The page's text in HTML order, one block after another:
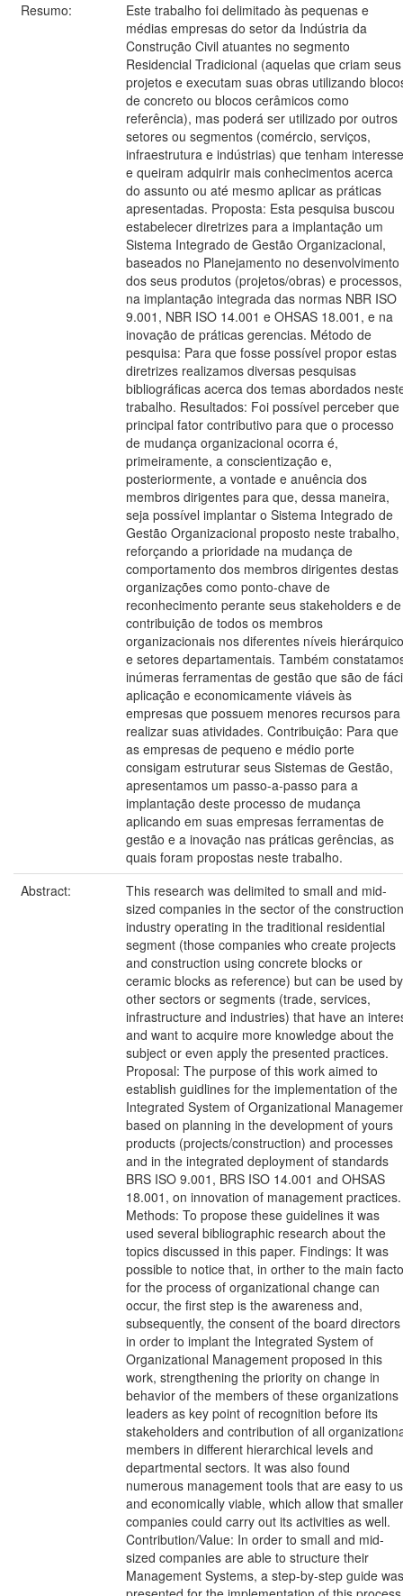
Resumo:
Este trabalho foi delimitado às pequenas e
médias empresas do setor da Indústria da
Construção Civil atuantes no segmento
Residencial Tradicional (aquelas que criam seus
projetos e executam suas obras utilizando
de concreto ou blocos cerâmicos como
referência), mas poderá ser utilizado por outros
setores ou segmentos (comércio, serviços,
infraestrutura e indústrias) que tenham interesse
e queiram adquirir mais conhecimentos acerca
do assunto ou até mesmo aplicar as práticas
apresentadas. Proposta: Esta pesquisa buscou
estabelecer diretrizes para a implantação um
Sistema Integrado de Gestão Organizacional,
baseados no Planejamento no desenvolvimento
dos seus produtos (projetos/obras) e processos,
na implantação integrada das normas NBR ISO
9.001, NBR ISO 14.001 e OHSAS 18.001, e na
inovação de práticas gerencias. Método de
pesquisa: Para que fosse possível propor estas
diretrizes realizamos diversas pesquisas
bibliográficas acerca dos temas abordados
trabalho. Resultados: Foi possível perceber que
principal fator contributivo para que o processo
de mudança organizacional ocorra é,
primeiramente, a conscientização e,
posteriormente, a vontade e anuência dos
membros dirigentes para que, dessa maneira,
seja possível implantar o Sistema Integrado de
Gestão Organizacional proposto neste trabalho,
reforçando a prioridade na mudança de
comportamento dos membros dirigentes destas
organizações como ponto-chave de
reconhecimento perante seus stakeholders e de
contribuição de todos os membros
organizacionais nos diferentes níveis
e setores departamentais. Também
inúmeras ferramentas de gestão que são de
aplicação e economicamente viáveis às
empresas que possuem menores recursos para
realizar suas atividades. Contribuição: Para que
as empresas de pequeno e médio porte
consigam estruturar seus Sistemas de Gestão,
apresentamos um passo-a-passo para a
implantação deste processo de mudança
aplicando em suas empresas ferramentas de
gestão e a inovação nas práticas gerências, as
quais foram propostas neste trabalho.
Abstract:
This research was delimited to small and mid-
sized companies in the sector of the construction
industry operating in the traditional residential
segment (those companies who create projects
and construction using concrete blocks or
ceramic blocks as reference) but can be used by
other sectors or segments (trade, services,
infrastructure and industries) that have an
and want to acquire more knowledge about the
subject or even apply the presented practices.
Proposal: The purpose of this work aimed to
establish guidlines for the implementation of the
Integrated System of Organizational
based on planning in the development of yours
products (projects/construction) and processes
and in the integrated deployment of standards
BRS ISO 9.001, BRS ISO 14.001 and OHSAS
18.001, on innovation of management practices.
Methods: To propose these guidelines it was
used several bibliographic research about the
topics discussed in this paper. Findings: It was
possible to notice that, in orther to the main
for the process of organizational change can
occur, the first step is the awareness and,
subsequently, the consent of the board directors
in order to implant the Integrated System of
Organizational Management proposed in this
work, strengthening the priority on change in
behavior of the members of these organizations
leaders as key point of recognition before its
stakeholders and contribution of all
members in different hierarchical levels and
departmental sectors. It was also found
numerous management tools that are easy to
and economically viable, which allow that smaller
companies could carry out its activities as well.
Contribution/Value: In order to small and mid-
sized companies are able to structure their
Management Systems, a step-by-step guide was